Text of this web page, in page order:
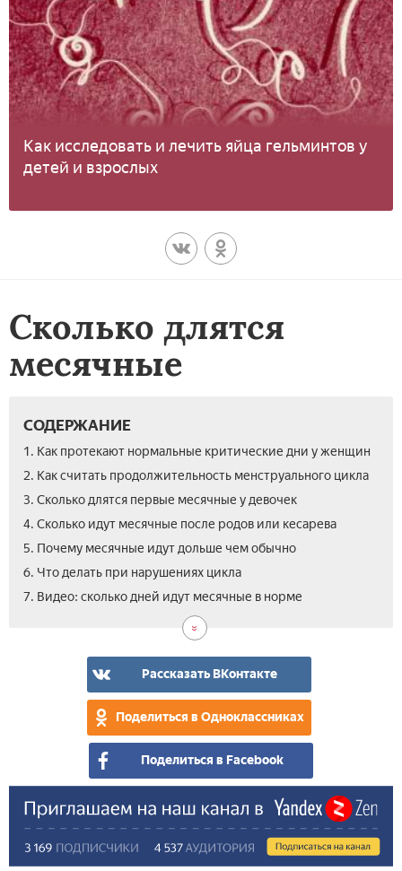
Как исследовать и лечить яйца гельминтов у
детей и взрослых
Сколько длятся
месячные
СОДЕРЖАНИЕ
1. Как протекают нормальные критические дни у женщин
2. Как считать продолжительность менструального цикла
3. Сколько длятся первые месячные у девочек
4. Сколько идут месячные после родов или кесарева
5. Почему месячные идут дольше чем обычно
6. Что делать при нарушениях цикла
7. Видео: сколько дней идут месячные в норме
Рассказать ВКонтакте
Поделиться в Одноклассниках
Поделиться в Facebook